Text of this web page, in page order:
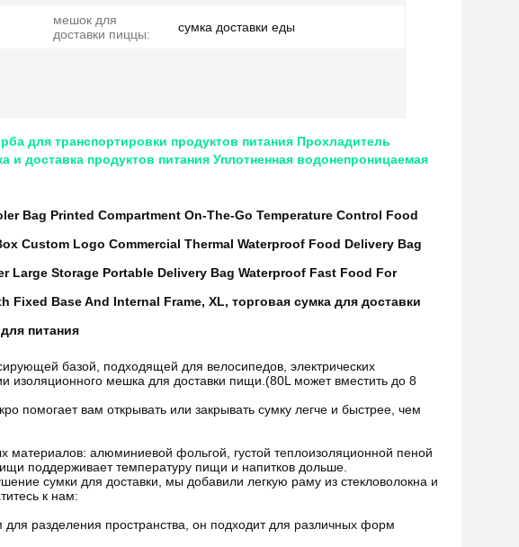
мешок для
доставки пиццы:
сумка доставки еды
для транспортировки продуктов питания Прохладитель
и доставка продуктов питания Уплотненная водонепроницаемая
Bag Printed Compartment On-The-Go Temperature Control Food
Custom Logo Commercial Thermal Waterproof Food Delivery Bag
Large Storage Portable Delivery Bag Waterproof Fast Food For
Base And Internal Frame, XL, торговая сумка для доставки
питания
базой, подходящей для велосипедов, электрических
изоляционного мешка для доставки пищи.(80L может вместить до 8
помогает вам открывать или закрывать сумку легче и быстрее, чем
алюминиевой фольгой, густой теплоизоляционной пеной
поддерживает температуру пищи и напитков дольше.
сумки для доставки, мы добавили легкую раму из стекловолокна и
к нам:
разделения пространства, он подходит для различных форм